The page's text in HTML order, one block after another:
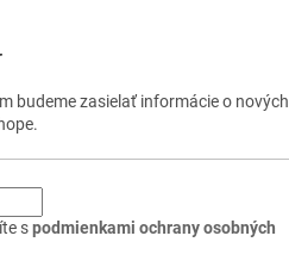
budeme zasielať informácie o nových
spodmienkami ochrany osobných